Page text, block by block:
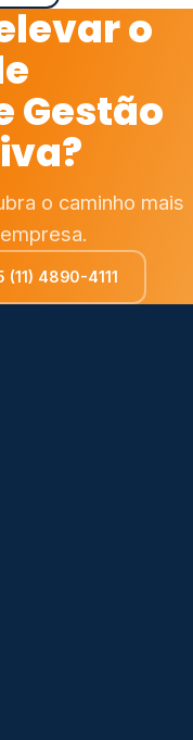
o
Gestão
o caminho mais
(11) 4890-4111